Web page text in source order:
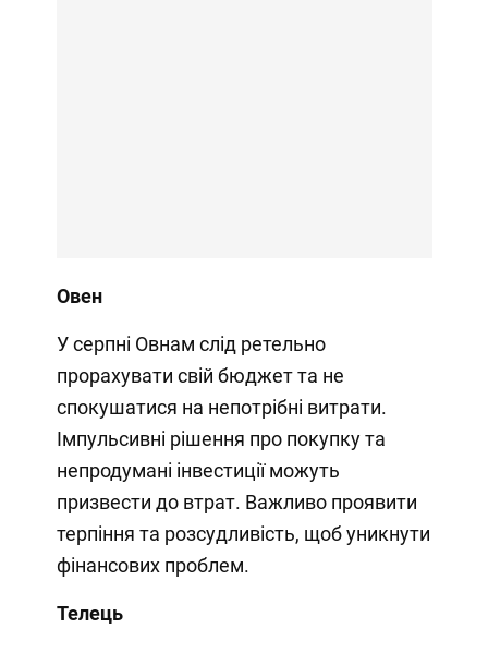
Овен
У серпні Овнам слід ретельно
прорахувати свій бюджет та не
спокушатися на непотрібні витрати.
Імпульсивні рішення про покупку та
непродумані інвестиції можуть
призвести до втрат. Важливо проявити
терпіння та розсудливість, щоб уникнути
фінансових проблем.
Телець